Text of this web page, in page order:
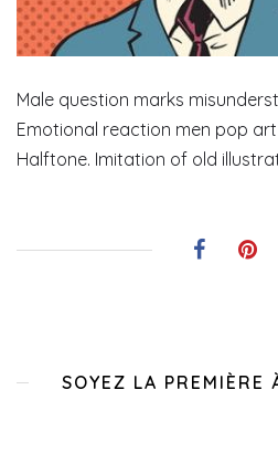
Male question marks
Emotional reaction men pop
Halftone. Imitation of old
SOYEZ LA PREMIÈRE